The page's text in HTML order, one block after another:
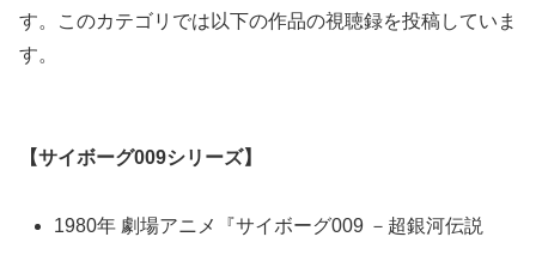
す。このカテゴリでは以下の作品の視聴録を投稿していま
す。
【サイボーグ009シリーズ】
1980年 劇場アニメ『サイボーグ009 －超銀河伝説